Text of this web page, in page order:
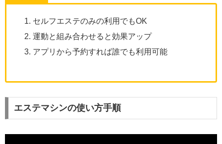
セルフエステのみの利用でもOK
運動と組み合わせると効果アップ
アプリから予約すれば誰でも利用可能
エステマシンの使い方手順